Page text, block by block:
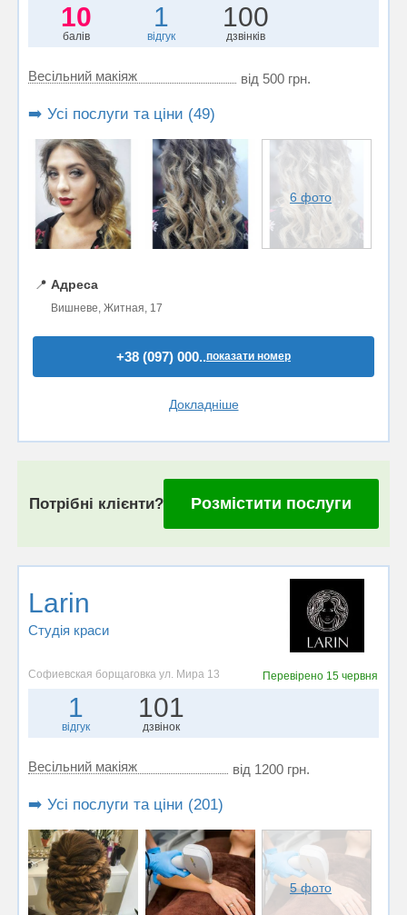
10
балів
1
відгук
100
дзвінків
Весільний макіяж від 500 грн.
➡️ Усі послуги та ціни (49)
6 фото
📍 Адреса
Вишневе, Житная, 17
+38 (097) 000..показати номер
Докладніше
Потрібні клієнти? Розмістити послуги
Larin
Студія краси
Софиевская борщаговка ул. Мира 13 Перевірено 15 червня
1
відгук
101
дзвінок
Весільний макіяж від 1200 грн.
➡️ Усі послуги та ціни (201)
5 фото